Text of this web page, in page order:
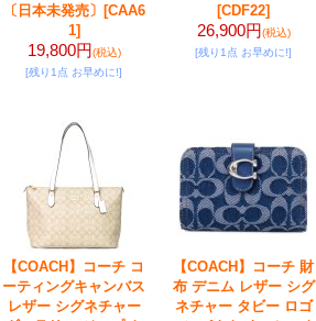
〔日本未発売〕 [CAA6
1]
19,800円(税込)
[残り1点 お早めに!]
[CDF22]
26,900円(税込)
[残り1点 お早めに!]
【COACH】コーチ コ
ーティングキャンバス
レザー シグネチャー
【COACH】コーチ 財
布 デニム レザー シグ
ネチャー タビー ロゴ